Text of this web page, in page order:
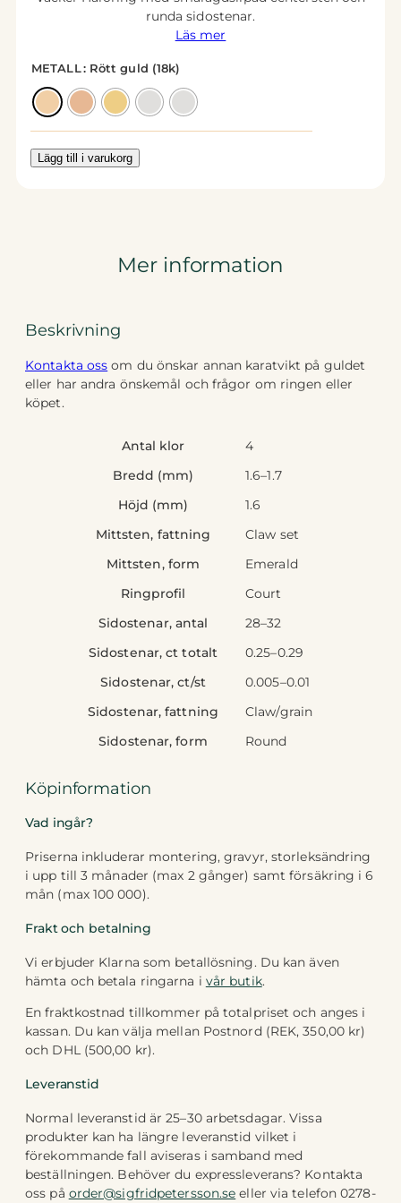
runda sidostenar.
Läs mer
METALL: Rött guld (18k)
Lägg till i varukorg
Mer information
Beskrivning
Kontakta oss om du önskar annan karatvikt på guldet
eller har andra önskemål och frågor om ringen eller
köpet.
Antal klor
4
Bredd (mm)
1.6–1.7
Höjd (mm)
1.6
Mittsten, fattning
Claw set
Mittsten, form
Emerald
Ringprofil
Court
Sidostenar, antal
28–32
Sidostenar, ct totalt
0.25–0.29
Sidostenar, ct/st
0.005–0.01
Sidostenar, fattning
Claw/grain
Sidostenar, form
Round
Köpinformation
Vad ingår?
Priserna inkluderar montering, gravyr, storleksändring
i upp till 3 månader (max 2 gånger) samt försäkring i 6
mån (max 100 000).
Frakt och betalning
Vi erbjuder Klarna som betallösning. Du kan även
hämta och betala ringarna i vår butik.
En fraktkostnad tillkommer på totalpriset och anges i
kassan. Du kan välja mellan Postnord (REK, 350,00 kr)
och DHL (500,00 kr).
Leveranstid
Normal leveranstid är 25–30 arbetsdagar. Vissa
produkter kan ha längre leveranstid vilket i
förekommande fall aviseras i samband med
beställningen. Behöver du expressleverans? Kontakta
oss på order@sigfridpetersson.se eller via telefon 0278-